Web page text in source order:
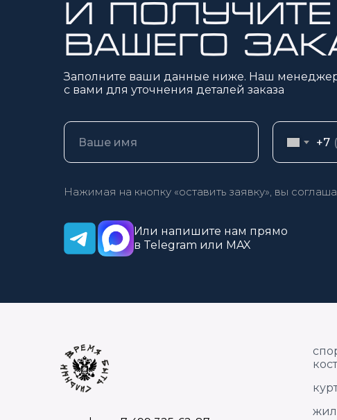
и
вашего
Заполните ваши данные ниже. Наш менеджер
с вами для уточнения деталей заказа
+7
Нажимая на кнопку «оставить заявку», вы
Или напишите нам прямо
в Telegram или MAX